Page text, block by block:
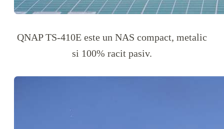
QNAP TS-410E este un NAS compact, metalic
si 100% racit pasiv.